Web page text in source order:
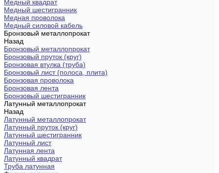
Медный квадрат
Медный шестигранник
Медная проволока
Медный силовой кабель
Бронзовый металлопрокат
Назад
Бронзовый металлопрокат
Бронзовый пруток (круг)
Бронзовая втулка (труба)
Бронзовый лист (полоса, плита)
Бронзовая проволока
Бронзовая лента
Бронзовый шестигранник
Латунный металлопрокат
Назад
Латунный металлопрокат
Латунный пруток (круг)
Латунный шестигранник
Латунный лист
Латунная лента
Латунный квадрат
Труба латунная